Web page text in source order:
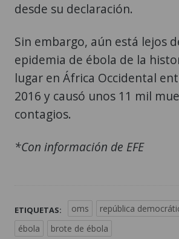
desde su declaración.
Sin embargo, aún está lejos
epidemia de ébola de la
lugar en África Occidental
2016 y causó unos 11 mil
contagios.
*Con información de EFE
ETIQUETAS: oms
república
ébola
brote de ébola